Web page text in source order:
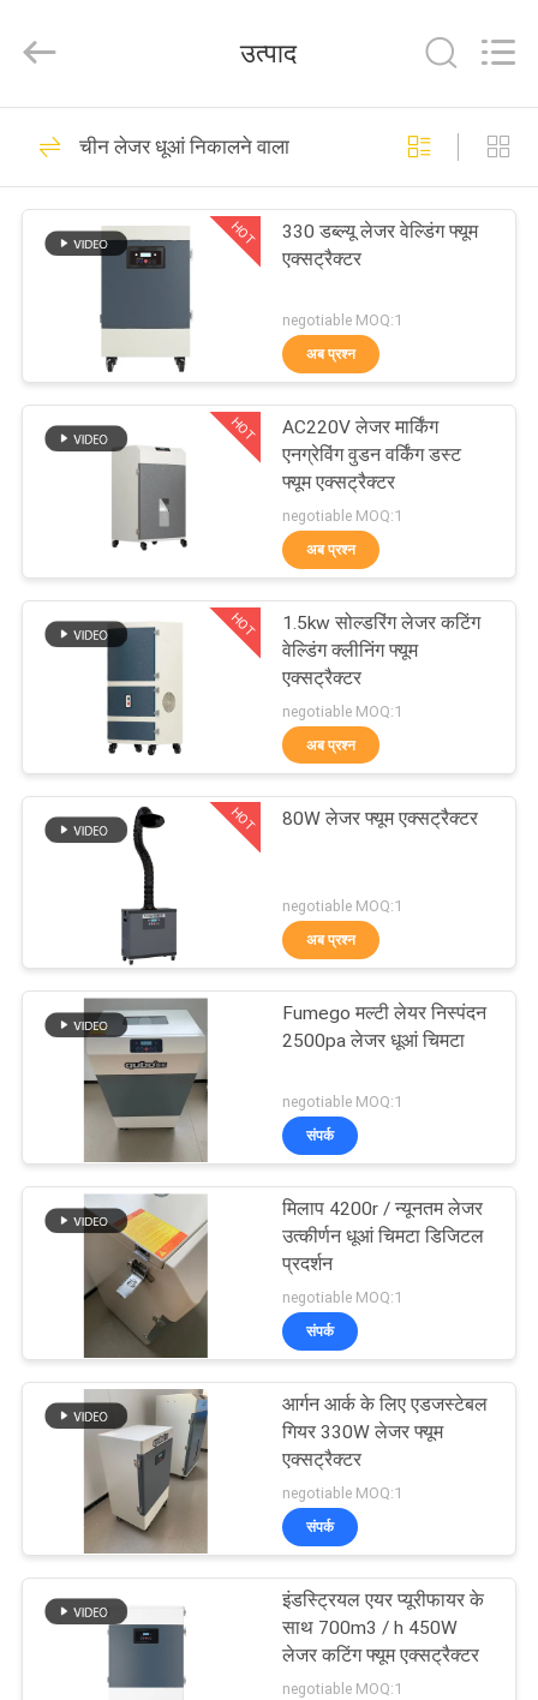
उत्पादों
कारखाना
नियंत्रण
एक
उद्धरण
करें
साइटमैप
PRIVACY
POLICY
Reserved.
मोबाइल धूआं निकालने
वाला
34
लेजर धूआं निकालने वाला
35
मिलाप धूआं चिमटा
प्रयोगशाला धूआं चिमटा
डेंटल एयरोसोल सक्शन
यूनिट
6
हेयर सैलून धूआं चिमटा
23
उत्पाद
चीन लेजर धूआं निकालने वाला
HOT
330 डब्ल्यू लेजर वेल्डिंग फ्यूम
एक्सट्रैक्टर
negotiable MOQ:1
अब प्रश्न
HOT
AC220V लेजर मार्किंग
एनग्रेविंग वुडन वर्किंग डस्ट
फ्यूम एक्सट्रैक्टर
negotiable MOQ:1
अब प्रश्न
HOT
1.5kw सोल्डरिंग लेजर कटिंग
वेल्डिंग क्लीनिंग फ्यूम
एक्सट्रैक्टर
negotiable MOQ:1
अब प्रश्न
HOT 80W लेजर फ्यूम एक्सट्रैक्टर
negotiable MOQ:1
अब प्रश्न
Fumego मल्टी लेयर निस्पंदन
2500pa लेजर धूआं चिमटा
negotiable MOQ:1
संपर्क
मिलाप 4200r / न्यूनतम लेजर
उत्कीर्णन धूआं चिमटा डिजिटल
प्रदर्शन
negotiable MOQ:1
संपर्क
आर्गन आर्क के लिए एडजस्टेबल
गियर 330W लेजर फ्यूम
एक्सट्रैक्टर
negotiable MOQ:1
संपर्क
इंडस्ट्रियल एयर प्यूरीफायर के
साथ 700m3 / h 450W
लेजर कटिंग फ्यूम एक्सट्रैक्टर
negotiable MOQ:1